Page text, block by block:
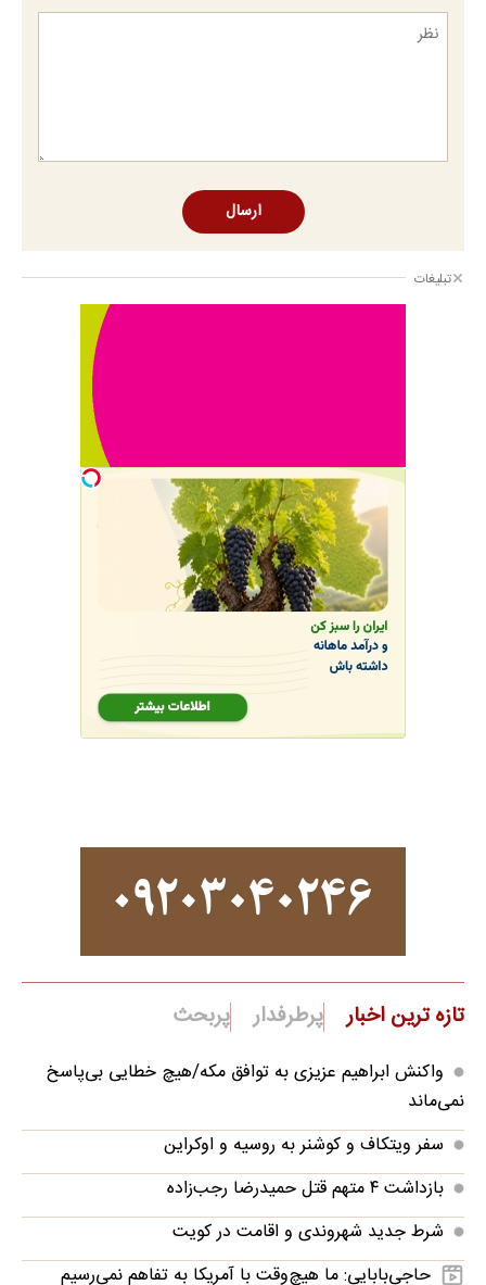
ارسال
تبلیغات
تازه ترین اخبار پرطرفدار پربحث
واکنش ابراهیم عزیزی به توافق مکه/هیچ خطایی بی‌پاسخ
نمی‌ماند
سفر ویتکاف و کوشنر به روسیه و اوکراین
بازداشت ۴ متهم قتل حمیدرضا رجب‌زاده
شرط جدید شهروندی و اقامت در کویت
حاجی‌بابایی: ما هیچ‌وقت با آمریکا به تفاهم نمی‌رسیم